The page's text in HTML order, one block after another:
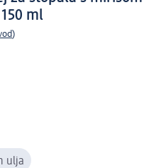
ml
)
ulja